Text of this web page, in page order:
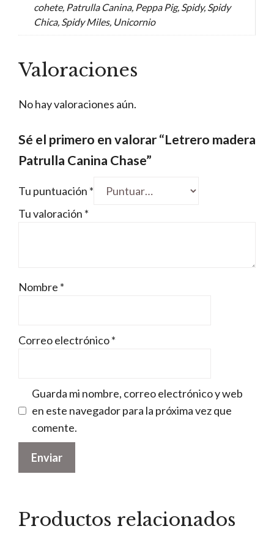
cohete, Patrulla Canina, Peppa Pig, Spidy, Spidy
Chica, Spidy Miles, Unicornio
Valoraciones
No hay valoraciones aún.
Sé el primero en valorar “Letrero madera
Patrulla Canina Chase”
Tu puntuación *
Tu valoración *
Nombre *
Correo electrónico*
Guarda mi nombre, correo electrónico y web
en este navegador para la próxima vez que
comente.
Productos relacionados